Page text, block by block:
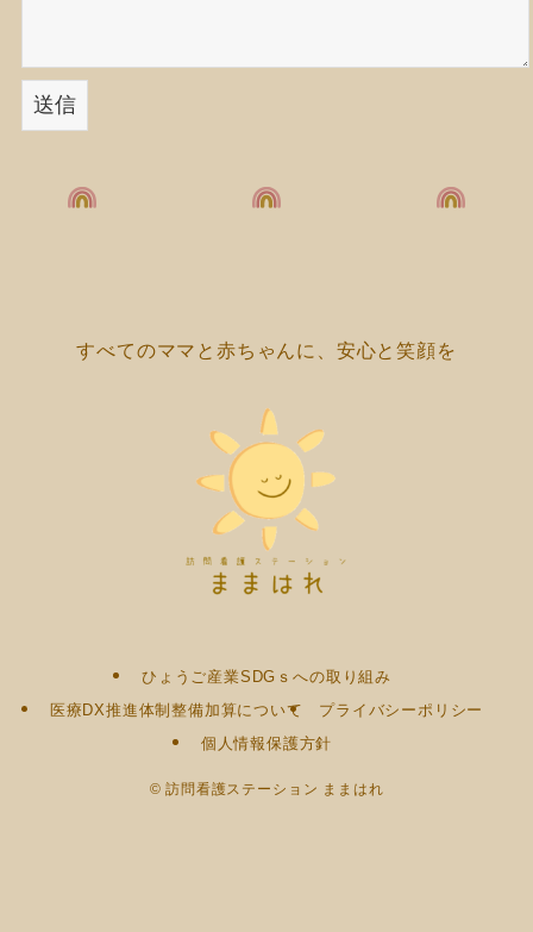
すべてのママと赤ちゃんに、安心と笑顔を
ひょうご産業SDGｓへの取り組み
医療DX推進体制整備加算について
プライバシーポリシー
個人情報保護方針
© 訪問看護ステーション ままはれ